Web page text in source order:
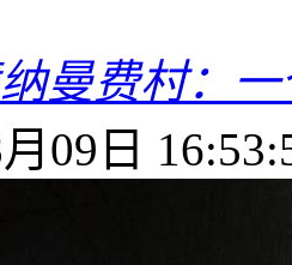
曼费村：
09日